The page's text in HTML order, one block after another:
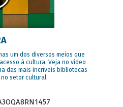
um dos diversos meios que
à cultura. Veja no vídeo
das mais incríveis bibliotecas
setor cultural.